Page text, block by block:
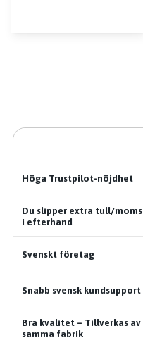
Höga Trustpilot-nöjdhet
Du slipper extra tull/moms
i efterhand
Svenskt företag
Snabb svensk kundsupport
Bra kvalitet – Tillverkas av
samma fabrik